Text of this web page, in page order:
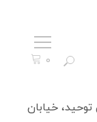
0
توحید، خیابان